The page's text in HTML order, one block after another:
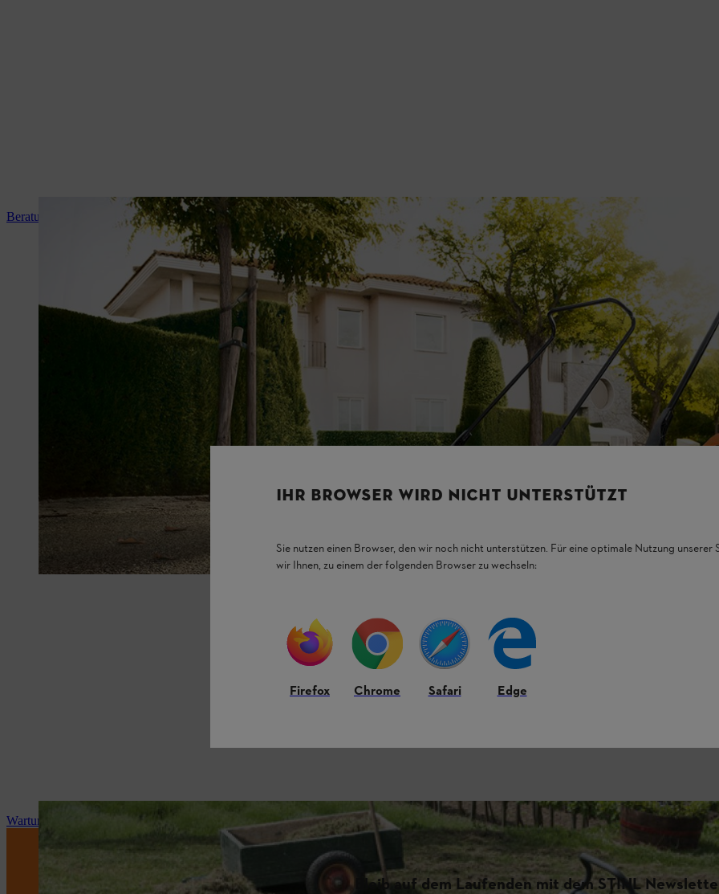
Beratung und Produkteinweisung
Wartung und Reparatur
Bleib auf dem Laufenden mit dem STIHL
IHR BROWSER WIRD NICHT UNTERSTÜTZT
Sie nutzen einen Browser, den wir noch nicht unterstützen. Für eine optimale Nutzung unserer
wir Ihnen, zu einem der folgenden Browser zu wechseln:
Firefox Chrome Safari Edge